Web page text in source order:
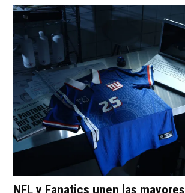
NFL y Fanatics unen las mayores